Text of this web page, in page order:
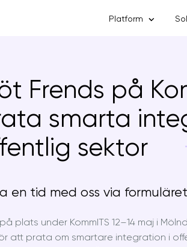
Platform
Frends på
smarta
sektor
en tid med oss via
plats under KommITS 12–14 maj i
att prata om smartare integration i